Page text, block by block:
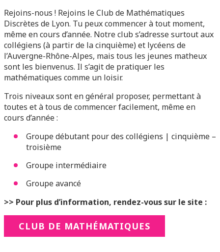
Rejoins-nous ! Rejoins le Club de Mathématiques
Discrètes de Lyon. Tu peux commencer à tout moment,
même en cours d’année. Notre club s’adresse surtout aux
collégiens (à partir de la cinquième) et lycéens de
l’Auvergne-Rhône-Alpes, mais tous les jeunes matheux
sont les bienvenus. Il s’agit de pratiquer les
mathématiques comme un loisir.
Trois niveaux sont en général proposer, permettant à
toutes et à tous de commencer facilement, même en
cours d’année :
Groupe débutant pour des collégiens | cinquième –
troisième
Groupe intermédiaire
Groupe avancé
>> Pour plus d’information, rendez-vous sur le site :
CLUB DE MATHÉMATIQUES